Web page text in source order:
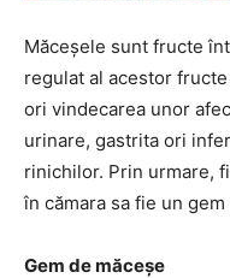
Măceșele sunt fructe
regulat al acestor
ori vindecarea unor
urinare, gastrita ori
rinichilor. Prin urmare,
în cămara sa fie un
Gem de măceșe